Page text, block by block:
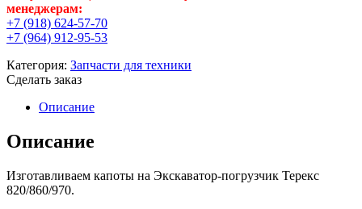
менеджерам:
+7 (918) 624-57-70
+7 (964) 912-95-53
Категория: Запчасти для техники
Сделать заказ
Описание
Описание
Изготавливаем капоты на Экскаватор-погрузчик Терекс
820/860/970.